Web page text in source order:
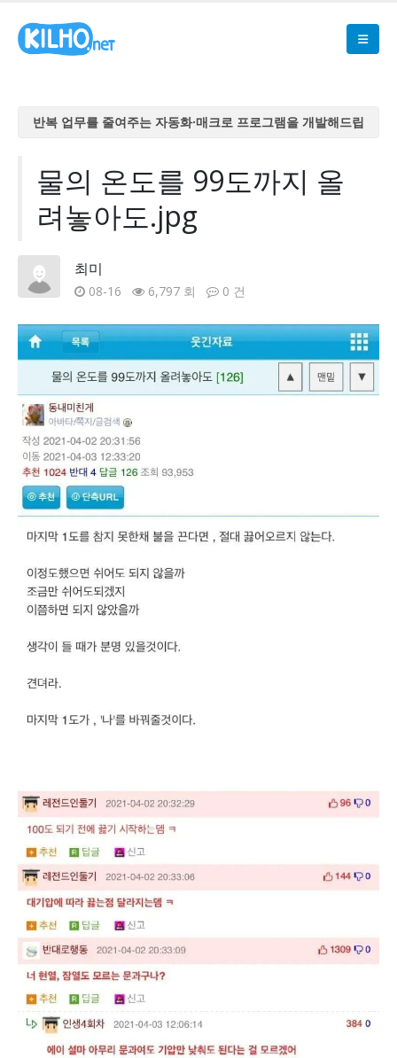
반복 업무를 줄여주는 자동화·매크로 프로그램을 개발해드립
반복 업무를 줄여주는 자동화·매크로 프로그램을 개발해드립
니다
반복 업무를 줄여주는 자동화·매크로 프로그램을 개발해드립
니다
반복 업무를 줄여주는 자동화·매크로 프로그램을 개발해드립
니다
니다
물의 온도를 99도까지 올
려놓아도.jpg
최미
08-16 6,797 회 0 건